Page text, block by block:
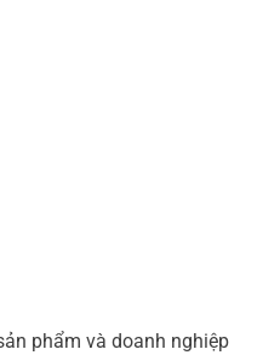
phẩm và doanh nghiệp